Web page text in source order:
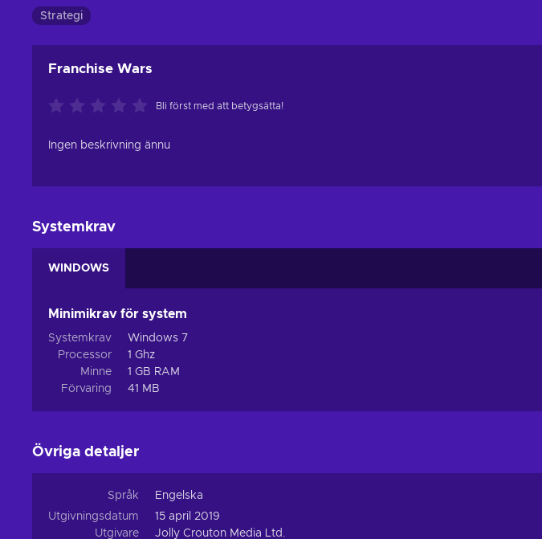
Strategi
Franchise Wars
Bli först med att betygsätta!
Ingen beskrivning ännu
Systemkrav
WINDOWS
Minimikrav för system
Systemkrav
Windows 7
Processor
1 Ghz
Minne
1 GB RAM
Förvaring
41 MB
Övriga detaljer
Språk
Engelska
Utgivningsdatum
15 april 2019
Utgivare
Jolly Crouton Media Ltd.